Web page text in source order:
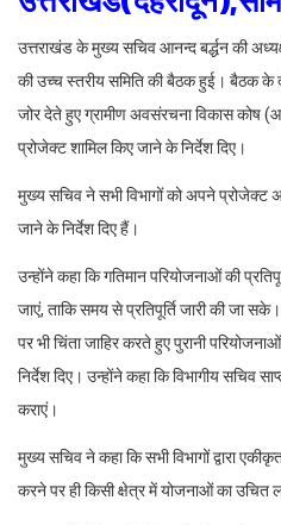
उत्तराखंड के मुख्य सचिव आनन्द बर्द्धन की
की उच्च स्तरीय समिति की बैठक हुई। बैठक के
जोर देते हुए ग्रामीण अवसंरचना विकास
प्रोजेक्ट शामिल किए जाने के निर्देश दिए।
मुख्य सचिव ने सभी विभागों को अपने प्रोजेक्ट
जाने के निर्देश दिए हैं।
उन्होंने कहा कि गतिमान परियोजनाओं की
जाएं, ताकि समय से प्रतिपूर्ति जारी की जा
पर भी चिंता जाहिर करते हुए पुरानी
निर्देश दिए। उन्होंने कहा कि विभागीय सचिव
कराएं।
मुख्य सचिव ने कहा कि सभी विभागों द्वारा
करने पर ही किसी क्षेत्र में योजनाओं का उचित